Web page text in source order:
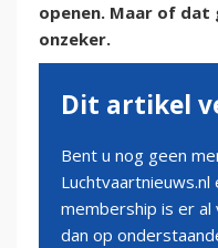
openen. Maar of dat
onzeker.
Dit artikel
Bent u nog geen
Luchtvaartnieuws.nl
membership is er al
dan op